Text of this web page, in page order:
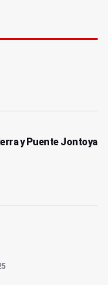
y Puente Jontoya